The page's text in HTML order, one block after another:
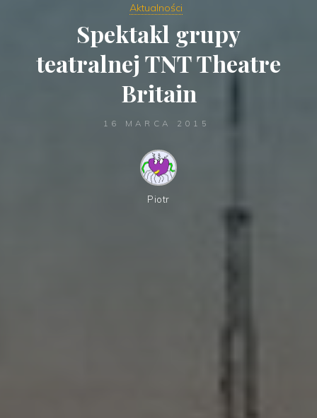
Aktualności
Spektakl grupy
teatralnej TNT Theatre
Britain
16 MARCA 2015
Piotr